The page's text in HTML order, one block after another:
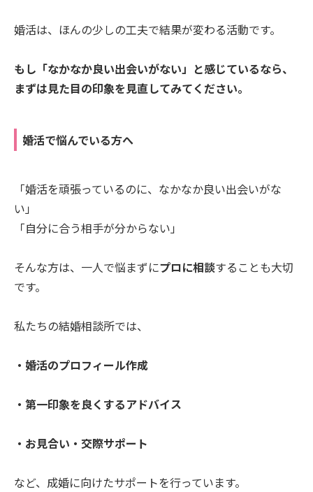
婚活は、ほんの少しの工夫で結果が変わる活動です。
もし「なかなか良い出会いがない」と感じているなら、
まずは見た目の印象を見直してみてください。
婚活で悩んでいる方へ
「婚活を頑張っているのに、なかなか良い出会いがな
い」
「自分に合う相手が分からない」
そんな方は、一人で悩まずにプロに相談することも大切
です。
私たちの結婚相談所では、
・婚活のプロフィール作成
・第一印象を良くするアドバイス
・お見合い・交際サポート
など、成婚に向けたサポートを行っています。